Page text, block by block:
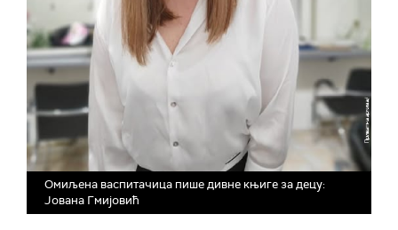
Омиљена васпитачица пише дивне књиге за децу:
Јована Гмијовић